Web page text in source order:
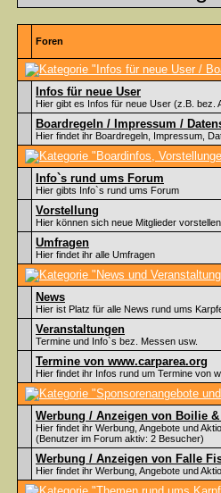
Foren
Infos für neue User
Hier gibt es Infos für neue User (z.B. bez.
Boardregeln / Impressum /
Hier findet ihr Boardregeln, Impressum,
Info`s rund ums Forum
Hier gibts Info`s rund ums Forum
Vorstellung
Hier können sich neue Mitglieder vorstellen
Umfragen
Hier findet ihr alle Umfragen
News
Hier ist Platz für alle News rund ums
Veranstaltungen
Termine und Info`s bez. Messen usw.
Termine von www.carparea.org
Hier findet ihr Infos rund um Termine von
Werbung / Anzeigen von Boilie
Hier findet ihr Werbung, Angebote und
(Benutzer im Forum aktiv: 2 Besucher)
Werbung / Anzeigen von Falle
Hier findet ihr Werbung, Angebote und